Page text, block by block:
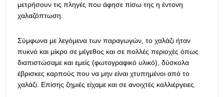
μετρήσουν τις πληγές που άφησε πίσω της η έντονη
χαλαζόπτωση.
Σύμφωνα με λεγόμενα των παραγωγών, το χαλάζι ήταν
πυκνό και μίκρο σε μέγεθος και σε πολλές περιοχές όπως
διαπιστώσαμε και εμείς (φωτογραφικό υλικό), δύσκολα
έβρισκες καρπούς που να μην είναι χτυπημένοι από το
χαλάζι. Επίσης ζημιές είχαμε και σε ανοιχτές καλλιέργειες.